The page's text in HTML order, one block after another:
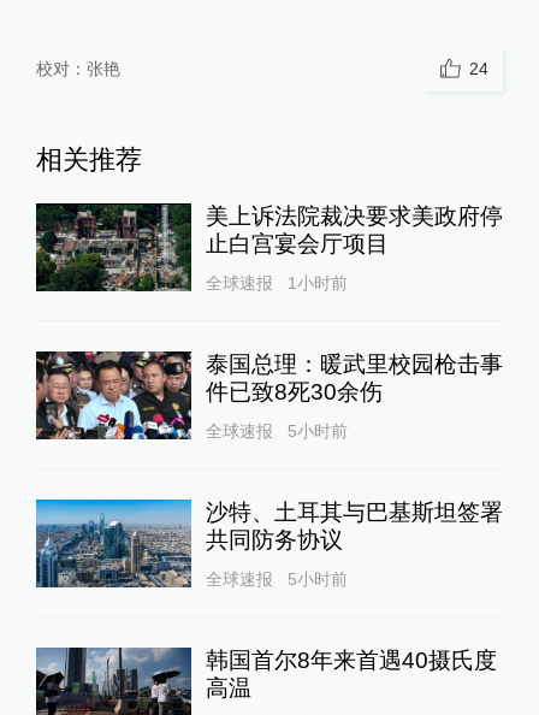
校对： 张艳 24
相关推荐
美上诉法院裁决要求美政府停
止白宫宴会厅项目
全球速报 1小时前
泰国总理：暖武里校园枪击事
件已致8死30余伤
全球速报 5小时前
沙特、土耳其与巴基斯坦签署
共同防务协议
全球速报 5小时前
韩国首尔8年来首遇40摄氏度
高温